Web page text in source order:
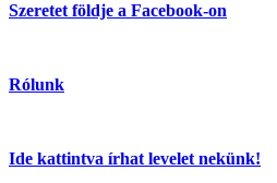
Szeretet földje a Facebook-on
Rólunk
Ide kattintva írhat levelet nekünk!